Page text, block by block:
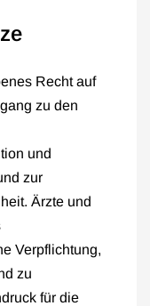
Recht auf
zu den
und
zur
Ärzte und
Verpflichtung,
zu
für die